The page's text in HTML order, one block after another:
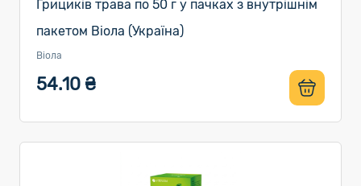
Грициків трава по 50 г у пачках з внутрішнім
пакетом Віола (Україна)
Віола
54.10 ₴